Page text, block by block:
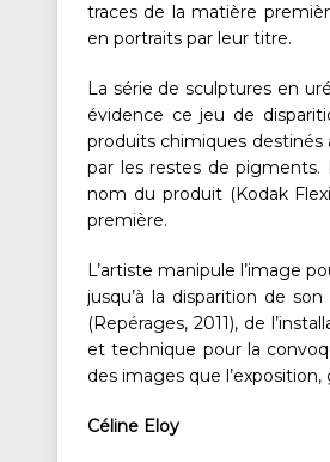
traces de la matière
en portraits par leur titre.
La série de sculptures en
évidence ce jeu de
produits chimiques
par les restes de
nom du produit (Kodak
première.
L’artiste manipule l’image
jusqu’à la disparition de
(Repérages, 2011), de
et technique pour la
des images que
Céline Eloy